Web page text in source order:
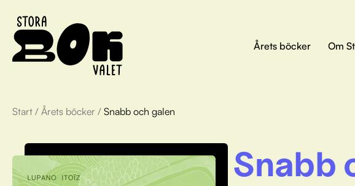
Årets böcker Om
Start / Årets böcker / Snabb och galen
Snabb